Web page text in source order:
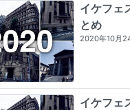
イケフェ
とめ
2020年10月
イケフェ